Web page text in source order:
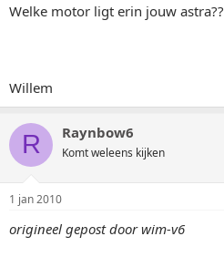
Welke motor ligt erin jouw astra??
Willem
R Raynbow6
Komt weleens kijken
1 jan 2010
origineel gepost door wim-v6